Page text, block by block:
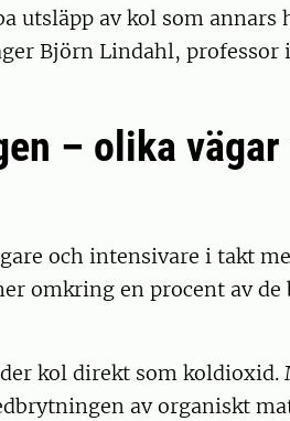
utsläpp av kol som annars
Björn Lindahl,
– olika vägar
och intensivare i takt
omkring en procent av de
kol direkt som koldioxid.
av organiskt